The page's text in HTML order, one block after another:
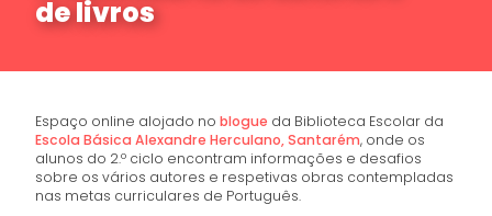
de livros
Espaço online alojado noblogue da Biblioteca Escolar da
Escola Básica Alexandre Herculano, Santarém, onde os
alunos do 2.º ciclo encontram informações e desafios
sobre os vários autores e respetivas obras contempladas
nas metas curriculares de Português.